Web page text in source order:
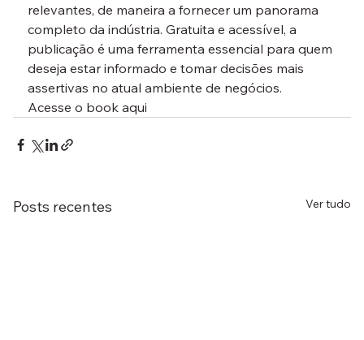
relevantes, de maneira a fornecer um panorama
completo da indústria. Gratuita e acessível, a
publicação é uma ferramenta essencial para quem
deseja estar informado e tomar decisões mais
assertivas no atual ambiente de negócios.
Acesse o book aqui
Posts recentes Ver tudo